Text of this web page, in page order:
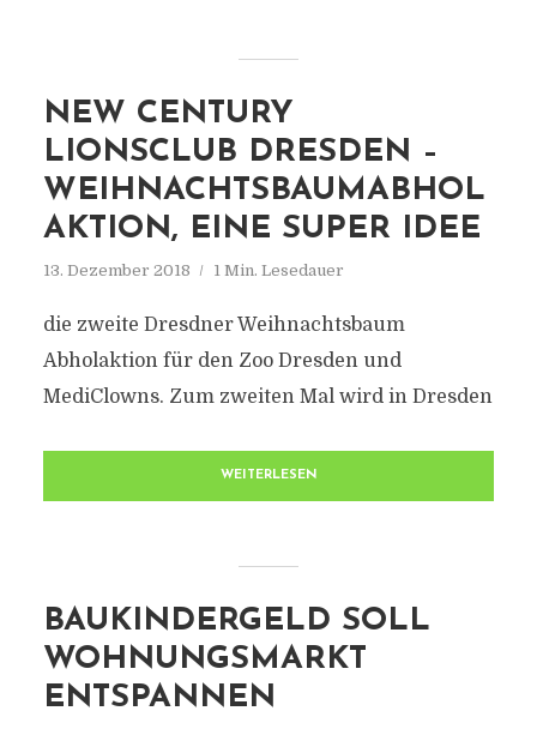
NEW CENTURY
LIONSCLUB DRESDEN –
WEIHNACHTSBAUMABHOL
AKTION, EINE SUPER IDEE
13. Dezember 2018 1 Min. Lesedauer
die zweite Dresdner Weihnachtsbaum
Abholaktion für den Zoo Dresden und
MediClowns. Zum zweiten Mal wird in Dresden
WEITERLESEN
BAUKINDERGELD SOLL
WOHNUNGSMARKT
ENTSPANNEN